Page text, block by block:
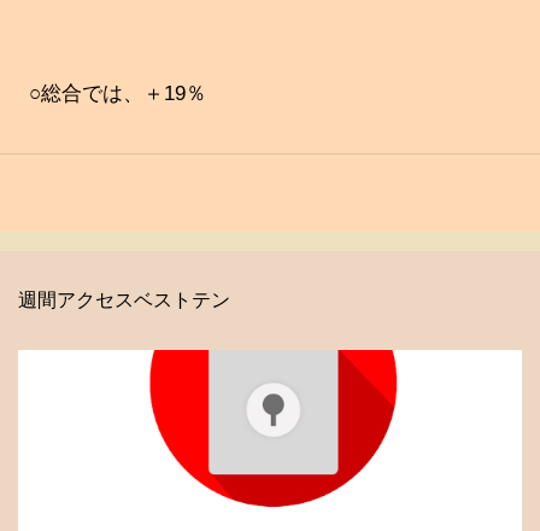
○総合では、＋19％
週間アクセスベストテン